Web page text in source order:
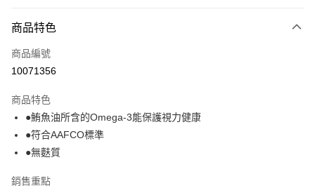
AFTEE先享後付
相關說明
【關於「AFTEE先享後付」】
便利好安心！
１．簡單：不需註冊會員、不需綁卡、不需儲值。
２．便利：只要手機號碼，簡訊認證，即可結帳。
３．安心：先確認商品／服務後，再付款。
【「AFTEE先享後付」結帳流程】
結帳頁面，進行簡訊認證並確認金額後，即可完成結帳。
ATM付款
運送方式
全家取貨付款
每筆NT$80，滿NT$2,000(含以上)免運費
付款後全家取貨
商品特色
商品編號
10071356
商品特色
●鮪魚油所含的Omega-3能保護視力健康
●符合AAFCO標準
●無麩質
銷售重點